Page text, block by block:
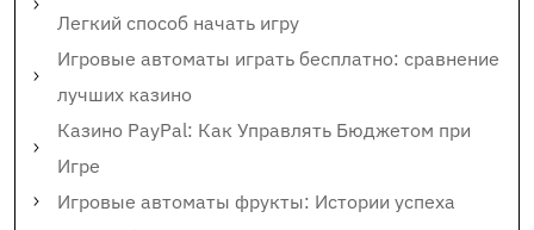
Легкий способ начать игру
Игровые автоматы играть бесплатно: сравнение
лучших казино
Казино PayPal: Как Управлять Бюджетом при
Игре
Игровые автоматы фрукты: Истории успеха